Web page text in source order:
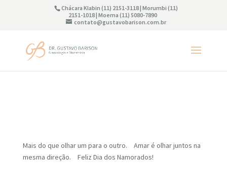
Chácara Klabin (11) 2151-3118 | Morumbi (11)
2151-1018 | Moema (11) 5080-7890
contato@gustavobarison.com.br
Mais do que olhar um para o outro.⠀ Amar é olhar juntos na
mesma direção.⠀ Feliz Dia dos Namorados!